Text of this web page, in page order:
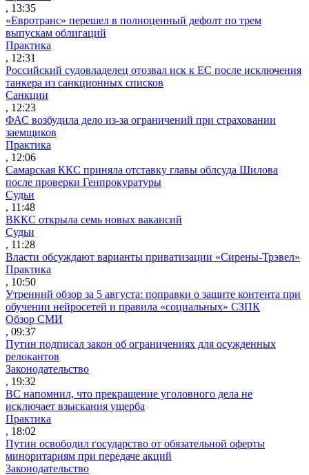
, 13:35
«Евротранс» перешел в полноценный дефолт по трем
выпускам облигаций
Практика
, 12:31
Российский судовладелец отозвал иск к ЕС после исключения
танкера из санкционных списков
Санкции
, 12:23
ФАС возбудила дело из-за ограничений при страховании
заемщиков
Практика
, 12:06
Самарская ККС приняла отставку главы облсуда Шилова
после проверки Генпрокуратуры
Судьи
, 11:48
ВККС открыла семь новых вакансий
Судьи
, 11:28
Власти обсуждают варианты приватизации «Сирены-Трэвел»
Практика
, 10:50
Утренний обзор за 5 августа: поправки о защите контента при
обучении нейросетей и правила «социальных» СЗПК
Обзор СМИ
, 09:37
Путин подписал закон об ограничениях для осужденных
релокантов
Законодательство
, 19:32
ВС напомнил, что прекращение уголовного дела не
исключает взыскания ущерба
Практика
, 18:02
Путин освободил государство от обязательной оферты
миноритариям при передаче акций
Законодательство